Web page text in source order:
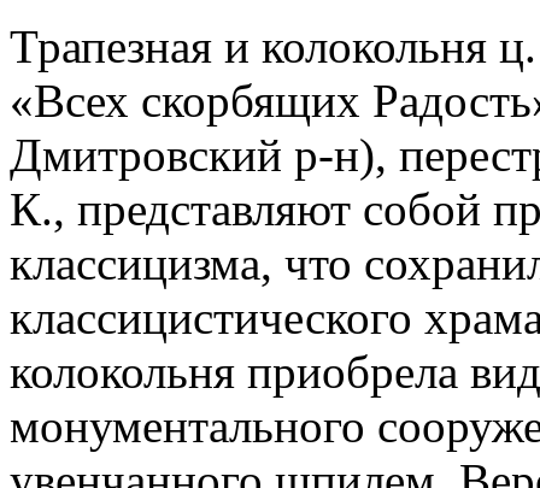
Трапезная и колокольня
«Всех скорбящих
Дмитровский р-н),
К., представляют собой
классицизма, что
классицистического
колокольня приобрела
монументального